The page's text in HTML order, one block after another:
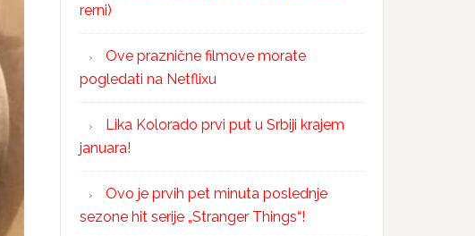
rerni)
Ove praznične filmove morate
pogledati na Netflixu
Lika Kolorado prvi put u Srbiji krajem
januara!
Ovo je prvih pet minuta poslednje
sezone hit serije „Stranger Things“!